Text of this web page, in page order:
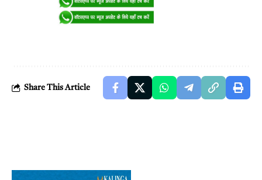
Share This Article